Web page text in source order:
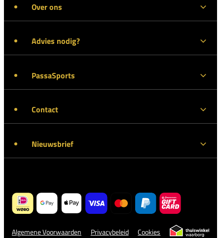
Over ons
Advies nodig?
PassaSports
Contact
Nieuwsbrief
Algemene Voorwaarden Privacybeleid Cookies